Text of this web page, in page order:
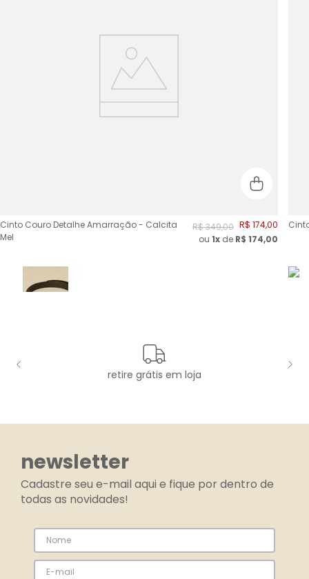
Cinto Couro Detalhe Amarração - Calcita
Mel
R$349,00 R$ 174,00
ou1x de R$174,00
retire grátis em loja
newsletter
Cadastre seu e-mail aqui e fique por dentro de
todas as novidades!